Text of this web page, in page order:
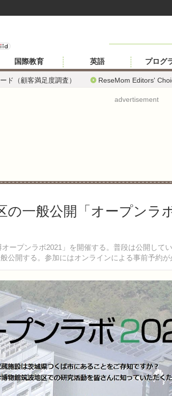
ド（顧客満足度調査） ReseMom Editors'
国際教育 英語 プログ
advertisement
の一般公開「オープンラ
ープンラボ2021」を開催する。普段は公開して
公開する。参加にはオンラインによる事前予約が